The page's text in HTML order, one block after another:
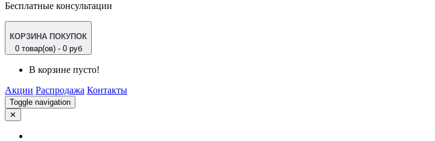
Бесплатные консультации
КОРЗИНА ПОКУПОК
0 товар(ов) - 0 руб
В корзине пусто!
Акции Распродажа Контакты
Toggle navigation
✕